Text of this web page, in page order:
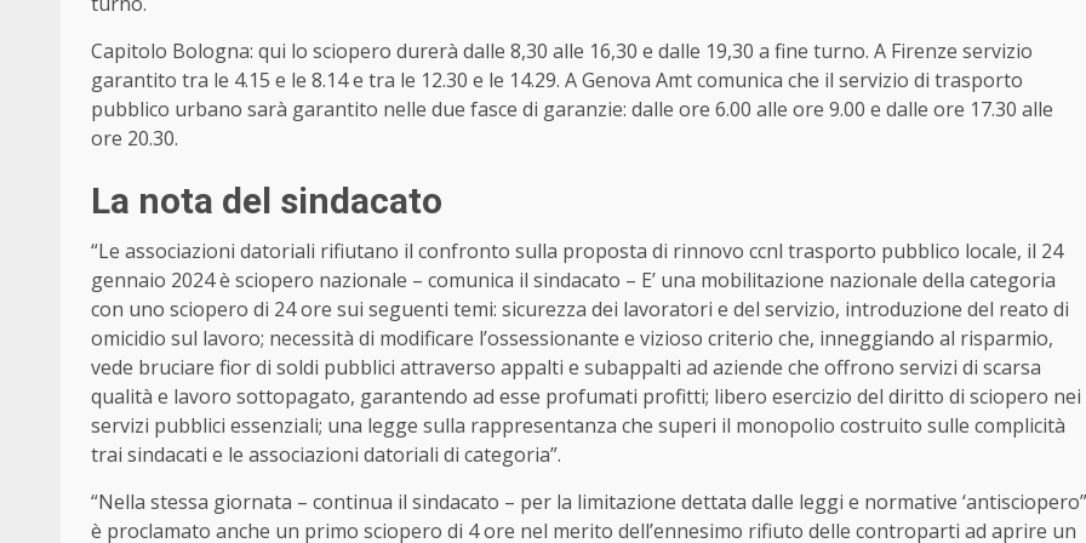
Capitolo Bologna: qui lo sciopero durerà dalle 8,30 alle 16,30 e dalle 19,30 a fine turno. A Firenze servizio
garantito tra le 4.15 e le 8.14 e tra le 12.30 e le 14.29. A Genova Amt comunica che il servizio di trasporto
pubblico urbano sarà garantito nelle due fasce di garanzie: dalle ore 6.00 alle ore 9.00 e dalle ore 17.30 alle
ore 20.30.
La nota del sindacato
“Le associazioni datoriali rifiutano il confronto sulla proposta di rinnovo ccnl trasporto pubblico locale, il 24
gennaio 2024 è sciopero nazionale – comunica il sindacato – E’ una mobilitazione nazionale della categoria
con uno sciopero di 24 ore sui seguenti temi: sicurezza dei lavoratori e del servizio, introduzione del reato di
omicidio sul lavoro; necessità di modificare l’ossessionante e vizioso criterio che, inneggiando al risparmio,
vede bruciare fior di soldi pubblici attraverso appalti e subappalti ad aziende che offrono servizi di scarsa
qualità e lavoro sottopagato, garantendo ad esse profumati profitti; libero esercizio del diritto di sciopero nei
servizi pubblici essenziali; una legge sulla rappresentanza che superi il monopolio costruito sulle complicità
trai sindacati e le associazioni datoriali di categoria”.
“Nella stessa giornata – continua il sindacato – per la limitazione dettata dalle leggi e normative ‘antisciopero”
è proclamato anche un primo sciopero di 4 ore nel merito dell’ennesimo rifiuto delle controparti ad aprire un